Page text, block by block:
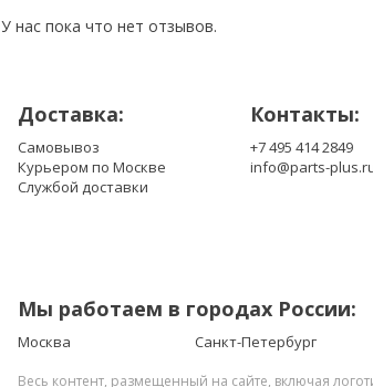
У нас пока что нет отзывов.
Доставка:
Самовывоз
Курьером по Москве
Службой доставки
Контакты:
+7 495 414 2849
info@parts-
Мы работаем в городах России:
Москва Санкт-Петербург
Весь контент, размещенный на сайте, включая